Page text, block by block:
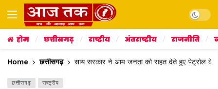
Dark
होम छत्तीसगढ़ राष्ट्रीय अंतराष्ट्रीय राजनीति
Home छत्तीसगढ़ साय सरकार ने आम जनता को राहत देते हुए पेट्रोल के
छत्तीसगढ़ राष्ट्रीय